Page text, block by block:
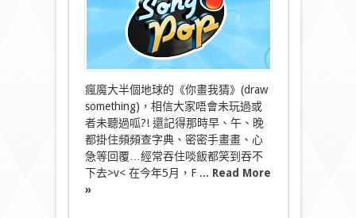
快
d
出
廣
東
版
啦
~
我
要
估
歌
仔
呀〉
瘋魔大半個地球的《你畫我猜》(draw
something)，相信大家唔會未玩過或
者未聽過呱?! 還記得那時早、午、晚
都掛住頻頻查字典、密密手畫畫、心
急等回覆…經常吞住啖飯都笑到吞不
下去>v< 在今年5月，F ... Read More
»